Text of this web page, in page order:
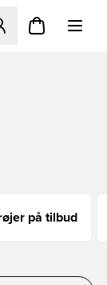
Modal til at
på tilbud